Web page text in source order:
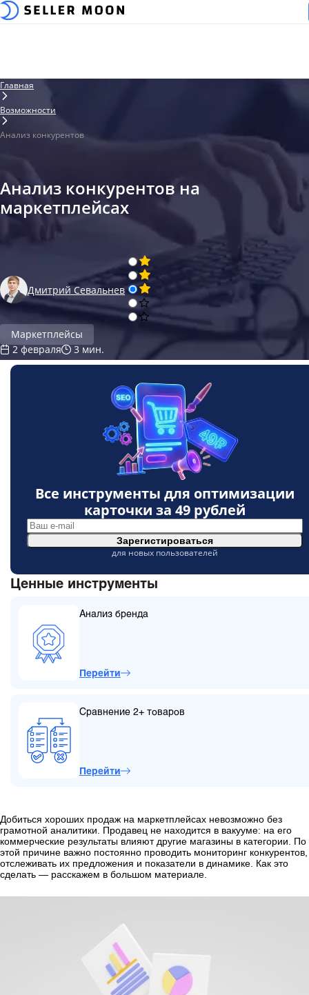
Главная
Возможности
Анализ конкурентов
Анализ конкурентов на
маркетплейсах
Дмитрий Севальнев
Маркетплейсы
2 февраля
3 мин.
Добиться хороших продаж на маркетплейсах невозможно без
грамотной аналитики. Продавец не находится в вакууме: на его
коммерческие результаты влияют другие магазины в категории. По
этой причине важно постоянно проводить мониторинг конкурентов,
отслеживать их предложения и показатели в динамике. Как это
сделать — расскажем в большом материале.
Все инструменты для оптимизации
карточки за 49 рублей
Зарегистироваться
для новых пользователей
Ценные инструменты
Анализ бренда
Перейти
Сравнение 2+ товаров
Перейти